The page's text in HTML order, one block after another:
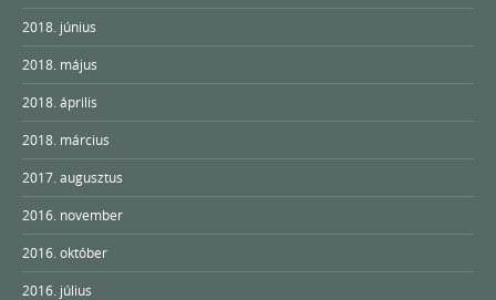
2018. június
2018. május
2018. április
2018. március
2017. augusztus
2016. november
2016. október
2016. július